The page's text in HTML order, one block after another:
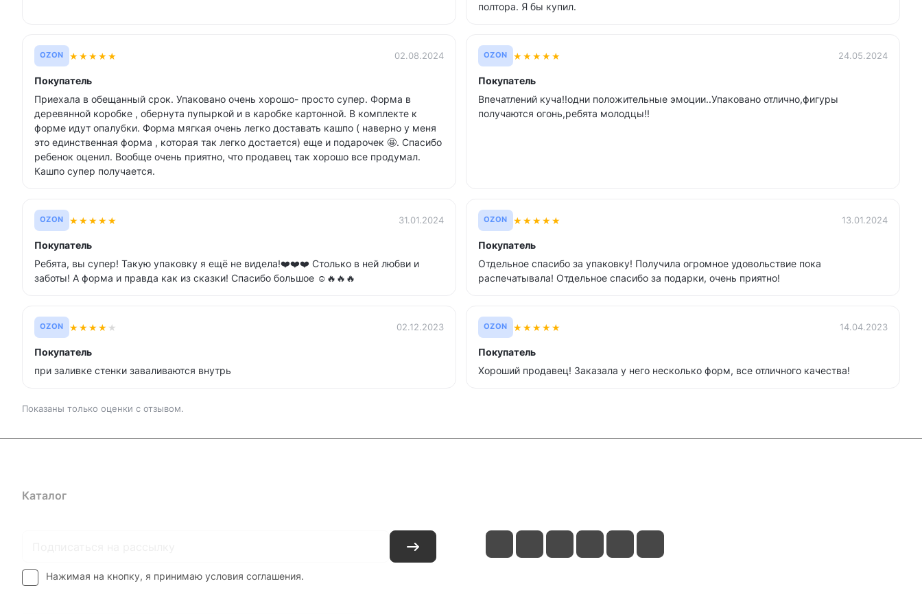
полтора. Я бы купил.
OZON ★★★★★ 02.08.2024
Покупатель
Приехала в обещанный срок. Упаковано очень хорошо- просто супер. Форма в
деревянной коробке , обернута пупыркой и в каробке картонной. В комплекте к
форме идут опалубки. Форма мягкая очень легко доставать кашпо ( наверно у меня
это единственная форма , которая так легко достается) еще и подарочек 🤩. Спасибо
ребенок оценил. Вообще очень приятно, что продавец так хорошо все продумал.
Кашпо супер получается.
OZON ★★★★★ 24.05.2024
Покупатель
Впечатлений куча!!одни положительные эмоции..Упаковано отлично,фигуры
получаются огонь,ребята молодцы!!
OZON ★★★★★ 31.01.2024
Покупатель
Ребята, вы супер! Такую упаковку я ещё не видела!❤️❤️❤️ Столько в ней любви и
заботы! А форма и правда как из сказки! Спасибо большое ☺️🔥🔥🔥
OZON ★★★★★ 13.01.2024
Покупатель
Отдельное спасибо за упаковку! Получила огромное удовольствие пока
распечатывала! Отдельное спасибо за подарки, очень приятно!
OZON ★★★★ ★ 02.12.2023
Покупатель
при заливке стенки заваливаются внутрь
OZON ★★★★★ 14.04.2023
Покупатель
Хороший продавец! Заказала у него несколько форм, все отличного качества!
Показаны только оценки с отзывом.
Каталог
Нажимая на кнопку, я принимаю условия соглашения.